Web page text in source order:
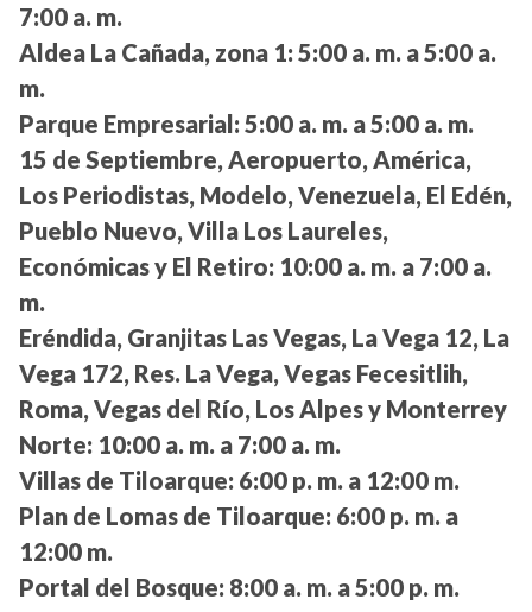
7:00 a. m.
Aldea La Cañada, zona 1: 5:00 a. m. a 5:00 a.
m.
Parque Empresarial: 5:00 a. m. a 5:00 a. m.
15 de Septiembre, Aeropuerto, América,
Los Periodistas, Modelo, Venezuela, El Edén,
Pueblo Nuevo, Villa Los Laureles,
Económicas y El Retiro: 10:00 a. m. a 7:00 a.
m.
Eréndida, Granjitas Las Vegas, La Vega 12, La
Vega 172, Res. La Vega, Vegas Fecesitlih,
Roma, Vegas del Río, Los Alpes y Monterrey
Norte: 10:00 a. m. a 7:00 a. m.
Villas de Tiloarque: 6:00 p. m. a 12:00 m.
Plan de Lomas de Tiloarque: 6:00 p. m. a
12:00 m.
Portal del Bosque: 8:00 a. m. a 5:00 p. m.